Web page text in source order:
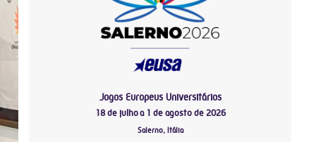
Jogos Europeus Universitários
18 de julho a 1 de agosto de 2026
Salerno, Itália